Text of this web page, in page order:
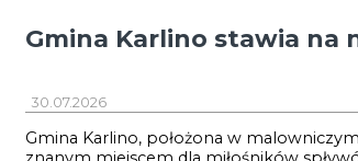
Gmina Karlino stawia na
30.07.2026
Gmina Karlino, położona w